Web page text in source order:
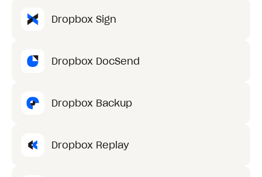
Dropbox Sign
Dropbox DocSend
Dropbox Backup
Dropbox Replay